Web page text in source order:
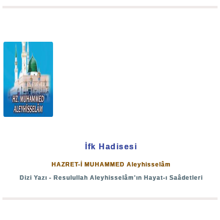
Çünkü ben vatanın ne olduğunu çok iyi biliyorum. Bunun
sebebi ben Yugoslavya'da doğdum. O yabancı bayrağın
altında durmanın ne demek olduğunu biz biliriz amma
siz bilmezsiniz. Çünkü bu bayrak altında doğdunuz,
büyüdünüz. Bu bayrağın şerefini bilmezsiniz, yabancı
bir bayrak altında büyüseydiniz o zaman bayrağın
deyip geçiliyor amma o bayrak çok şeyler ifade ediyor...
Ben aslen Seyyid-i Kâinat Sebeb-i Mevcûdat
İfk Hadisesi
HAZRET-İ MUHAMMED Aleyhisselâm
Dizi Yazı - Resulullah Aleyhisselâm'ın Hayat-ı Saâdetleri